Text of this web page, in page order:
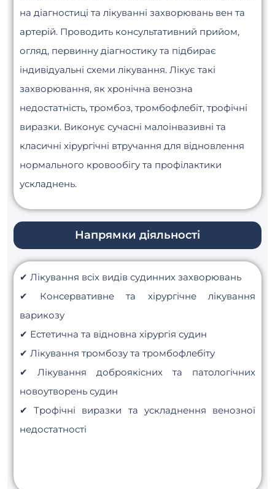
на діагностиці та лікуванні захворювань вен та
артерій. Проводить консультативний прийом,
огляд, первинну діагностику та підбирає
індивідуальні схеми лікування. Лікує такі
захворювання, як хронічна венозна
недостатність, тромбоз, тромбофлебіт, трофічні
виразки. Виконує сучасні малоінвазивні та
класичні хірургічні втручання для відновлення
нормального кровообігу та профілактики
ускладнень.
Напрямки діяльності
✔ Лікування всіх видів судинних захворювань
✔ Консервативне та хірургічне лікування
варикозу
✔ Естетична та відновна хірургія судин
✔ Лікування тромбозу та тромбофлебіту
✔ Лікування доброякісних та патологічних
новоутворень судин
✔ Трофічні виразки та ускладнення венозної
недостатності